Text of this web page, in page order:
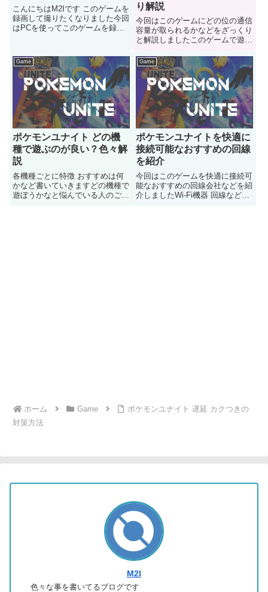
こんにちはM2Iです このゲームを
録画して撮りたくなりました今回
はPCを使ってこのゲームを録画
り解説
今回はこのゲームにどの位の通信
容量が取られるかなどをざっくり
と解説しましたこのゲームで遊ぶ
どの位掛かるのかが気になる人は
どうぞ
Game
ポケモンユナイト どの機
種で遊ぶのが良い？色々解
説
各機種ごとに特徴 おすすめは何
かなど書いていきますどの機種で
遊ぼうかなと悩んでいる人のご参
Game
ポケモンユナイトを快適に
接続可能なおすすめの回線
を紹介
今回はこのゲームを快適に接続可
能なおすすめの回線会社などを紹
介しましたWi-Fi機器 回線などの
ホーム Game
ポケモンユナイト 遅延 カクつきの
対策方法
M2I
色々な事を書いてるブログです